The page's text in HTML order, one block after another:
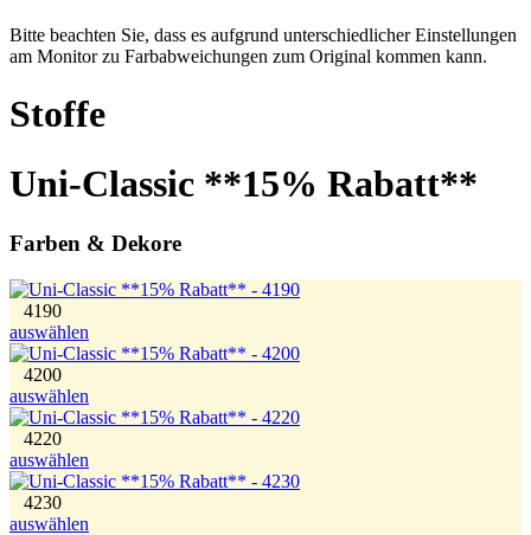
Bitte beachten Sie, dass es aufgrund unterschiedlicher Einstellungen
am Monitor zu Farbabweichungen zum Original kommen kann.
Stoffe
Uni-Classic **15% Rabatt**
Farben & Dekore
4190
auswählen
4200
auswählen
4220
auswählen
4230
auswählen